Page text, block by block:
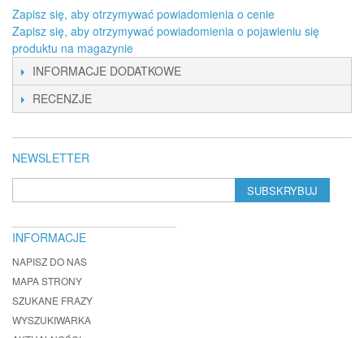
Zapisz się, aby otrzymywać powiadomienia o cenie
Zapisz się, aby otrzymywać powiadomienia o pojawieniu się
produktu na magazynie
INFORMACJE DODATKOWE
RECENZJE
NEWSLETTER
SUBSKRYBUJ
INFORMACJE
NAPISZ DO NAS
MAPA STRONY
SZUKANE FRAZY
WYSZUKIWARKA